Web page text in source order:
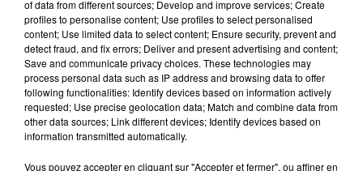
19h38
19h38 19h34
19h34
of data from different sources; Develop and improve services; Create
profiles to personalise content; Use profiles to select personalised
content; Use limited data to select content; Ensure security, prevent and
detect fraud, and fix errors; Deliver and present advertising and content;
Save and communicate privacy choices. These technologies may
process personal data such as IP address and browsing data to offer
following functionalities: Identify devices based on information actively
requested; Use precise geolocation data; Match and combine data from
other data sources; Link different devices; Identify devices based on
information transmitted automatically.
Vous pouvez accepter en cliquant sur "Accepter et fermer", ou affiner en